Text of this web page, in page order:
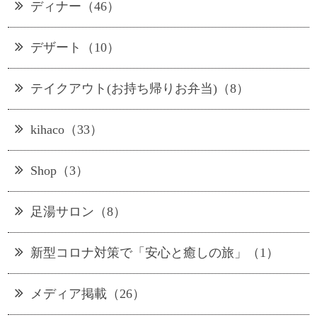
ディナー（46）
デザート（10）
テイクアウト(お持ち帰りお弁当)（8）
kihaco（33）
Shop（3）
足湯サロン（8）
新型コロナ対策で「安心と癒しの旅」（1）
メディア掲載（26）